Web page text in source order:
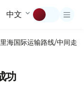
中文
海国际运输路线/中间走廊
功